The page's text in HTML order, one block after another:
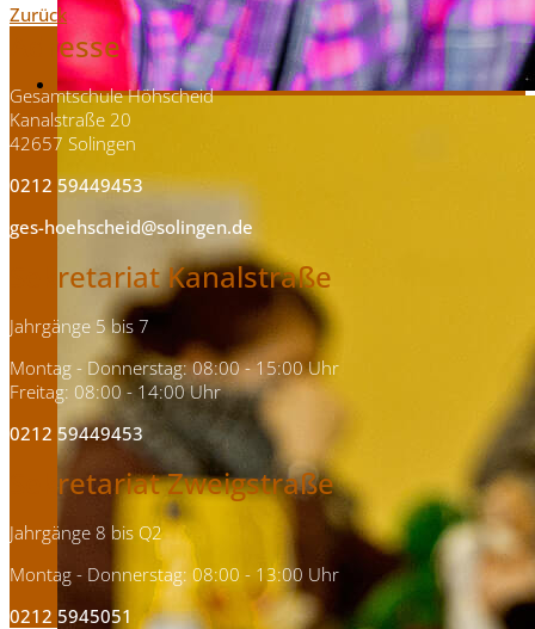
Zurück
Adresse
Gesamtschule Höhscheid
Kanalstraße 20
42657 Solingen
0212 59449453
ges-hoehscheid@solingen.de
Sekretariat Kanalstraße
Jahrgänge 5 bis 7
Montag - Donnerstag: 08:00 - 15:00 Uhr
Freitag: 08:00 - 14:00 Uhr
0212 59449453
Sekretariat Zweigstraße
Jahrgänge 8 bis Q2
Montag - Donnerstag: 08:00 - 13:00 Uhr
0212 5945051